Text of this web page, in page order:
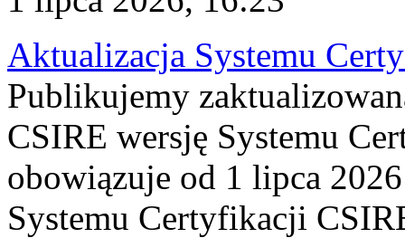
Aktualizacja Systemu
Publikujemy
CSIRE wersję Systemu
obowiązuje od 1 lipca
Systemu Certyfikacji